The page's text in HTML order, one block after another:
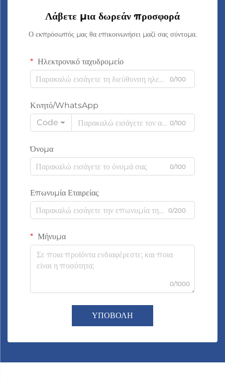
Λάβετε μια δωρεάν προσφορά
Ο εκπρόσωπός μας θα επικοινωνήσει μαζί σας σύντομα.
Ηλεκτρονικό ταχυδρομείο
0/100
Κινητό/WhatsApp
Code
0/100
Όνομα
0/100
Επωνυμία Εταιρείας
0/200
Μήνυμα
0/1000
ΥΠΟΒΟΛΗ